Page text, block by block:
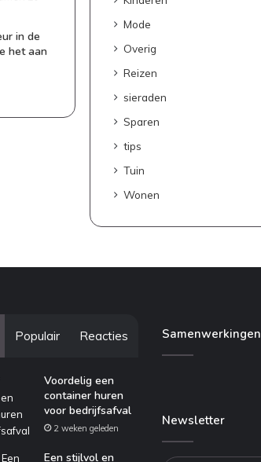
in de
het aan
Mode
Overig
Reizen
sieraden
Sparen
tips
Tuin
Wonen
Populair Reacties
Voordelig een
container huren
voor bedrijfsafval
2 weken geleden
Een stijlvol en
Samenwerkingen
Newsletter